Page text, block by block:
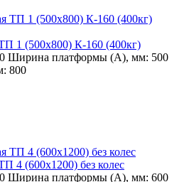
1 (500х800) К-160 (400кг)
Ширина платформы (А), мм: 500
800
4 (600х1200) без колес
Ширина платформы (А), мм: 600